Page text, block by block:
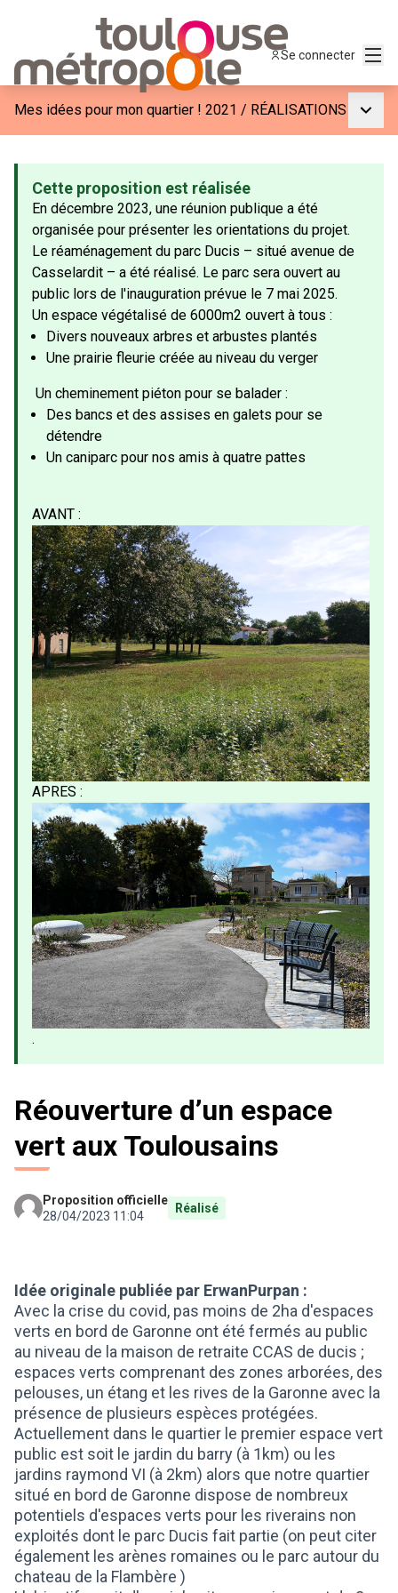
Se connecter
Mes idées pour mon quartier ! 2021 / RÉALISATIONS
Cette proposition est réalisée
En décembre 2023, une réunion publique a été
organisée pour présenter les orientations du projet.
Le réaménagement du parc Ducis – situé avenue de
Casselardit – a été réalisé. Le parc sera ouvert au
public lors de l'inauguration prévue le 7 mai 2025.
Un espace végétalisé de 6000m2 ouvert à tous :
Divers nouveaux arbres et arbustes plantés
Une prairie fleurie créée au niveau du verger
Un cheminement piéton pour se balader :
Des bancs et des assises en galets pour se
détendre
Un caniparc pour nos amis à quatre pattes
AVANT :
APRES :
.
Réouverture d’un espace
vert aux Toulousains
Proposition officielle
28/04/2023 11:04
Réalisé
Idée originale publiée par ErwanPurpan :
Avec la crise du covid, pas moins de 2ha d'espaces
verts en bord de Garonne ont été fermés au public
au niveau de la maison de retraite CCAS de ducis ;
espaces verts comprenant des zones arborées, des
pelouses, un étang et les rives de la Garonne avec la
présence de plusieurs espèces protégées.
Actuellement dans le quartier le premier espace vert
public est soit le jardin du barry (à 1km) ou les
jardins raymond VI (à 2km) alors que notre quartier
situé en bord de Garonne dispose de nombreux
potentiels d'espaces verts pour les riverains non
exploités dont le parc Ducis fait partie (on peut citer
également les arènes romaines ou le parc autour du
chateau de la Flambère )